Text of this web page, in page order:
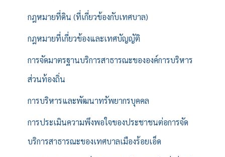
กฎหมายที่ดิน (ที่เกี่ยวข้องกับเทศบาล)
กฎหมายที่เกี่ยวข้องและเทศบัญญัติ
การจัดมาตรฐานบริการสาธารณะขององค์การบริหาร
ส่วนท้องถิ่น
การบริหารและพัฒนาทรัพยากรบุคคล
การประเมินความพึงพอใจของประชาชนต่อการจัด
บริการสาธารณะของเทศบาลเมืองร้อยเอ็ด